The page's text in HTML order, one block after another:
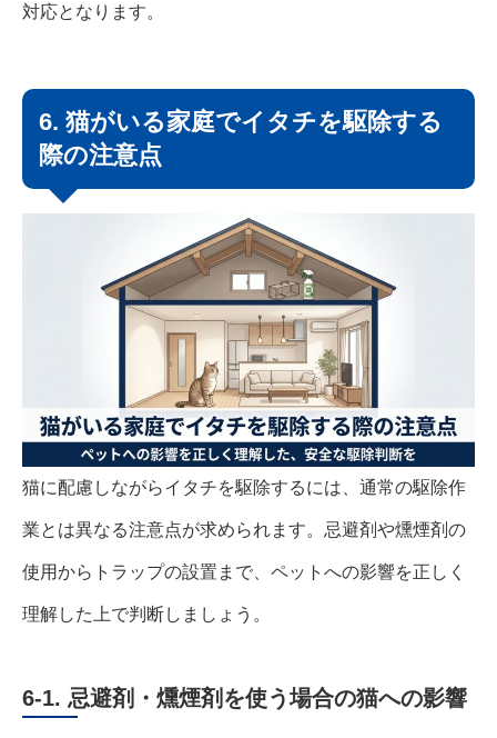
対応となります。
6. 猫がいる家庭でイタチを駆除する
際の注意点
猫に配慮しながらイタチを駆除するには、通常の駆除作
業とは異なる注意点が求められます。忌避剤や燻煙剤の
使用からトラップの設置まで、ペットへの影響を正しく
理解した上で判断しましょう。
6-1. 忌避剤・燻煙剤を使う場合の猫への影響